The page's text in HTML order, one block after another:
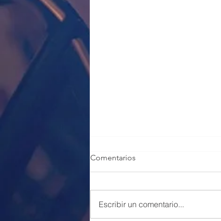
Comentarios
Escribir un comentario...